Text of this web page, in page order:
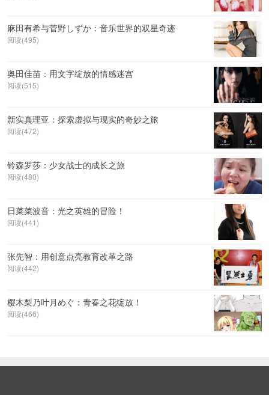
麻田有希与菅野しずか：音乐世界的双星奇迹
阅读(495)
奥田佳苗：用文字绽放的情感迷宫
阅读(515)
新实真理亚：探索虚拟与现实的奇妙之旅
阅读(472)
铃森罗莎：少女战士的成长之旅
阅读(480)
日菜菜波音：光之英雄的冒险！
阅读(441)
张先智：用创意点亮教育改革之路
阅读(442)
樱木梨乃叶月めぐ：青春之花绽放！
阅读(466)